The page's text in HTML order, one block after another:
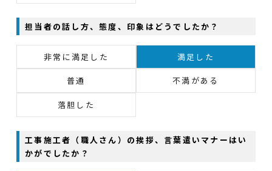
担当者の話し方、態度、印象はどうでしたか？
非常に満足した 満足した
普通 不満がある
落胆した
工事施工者（職人さん）の挨拶、言葉遣いマナーはい
かがでしたか？